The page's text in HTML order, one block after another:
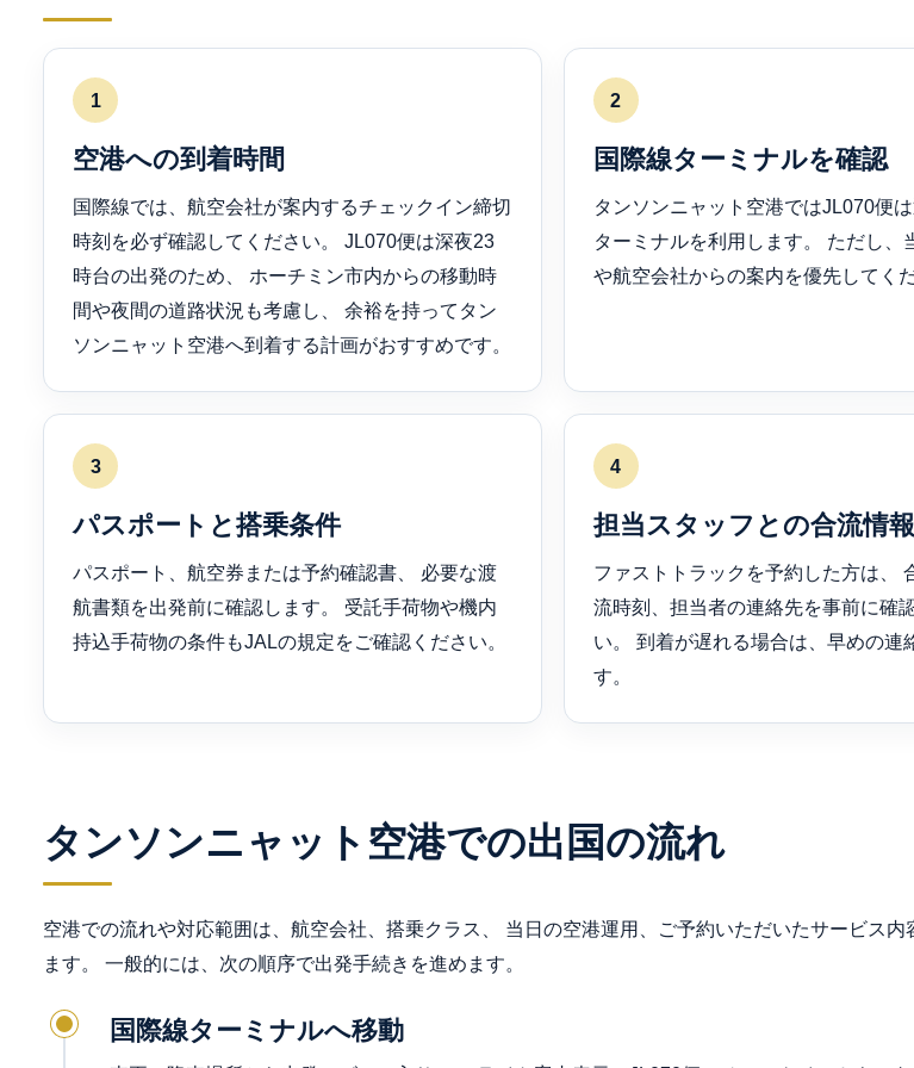
1
空港への到着時間
国際線では、航空会社が案内するチェックイン締切
時刻を必ず確認してください。 JL070便は深夜23
時台の出発のため、 ホーチミン市内からの移動時
間や夜間の道路状況も考慮し、 余裕を持ってタン
ソンニャット空港へ到着する計画がおすすめです。
2
国際線ターミナルを確認
タンソンニャット空港ではJL070便
ターミナルを利用します。 ただし、
や航空会社からの案内を優先してくだ
3
パスポートと搭乗条件
パスポート、航空券または予約確認書、 必要な渡
航書類を出発前に確認します。 受託手荷物や機内
持込手荷物の条件もJALの規定をご確認ください。
4
担当スタッフとの合流情報
ファストトラックを予約した方は、
流時刻、担当者の連絡先を事前に確
い。 到着が遅れる場合は、早めの連
す。
タンソンニャット空港での出国の流れ
空港での流れや対応範囲は、航空会社、搭乗クラス、 当日の空港運用、ご予約いただいたサービス内
ます。 一般的には、次の順序で出発手続きを進めます。
国際線ターミナルへ移動